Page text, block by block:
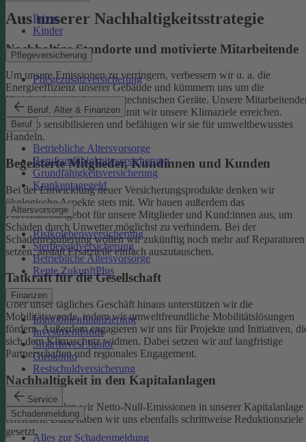
Privat
Kinder
Pflegeversicherung
Pflegezusatzversicherung
Beruf, Alter & Finanzen
Beruf
Betriebliche Altersvorsorge
Berufsunfähigkeitsversicherung
Grundfähigkeitsversicherung
Krankentagegeld
Altersvorsorge
Risikolebensversicherung
Sterbegeldversicherung
Betriebliche Altersvorsorge
Rente ZukunftPlus
Finanzen
Immobilienfinanzierung
Investmentfonds
SmartInvest Junior
Girokonto
Restschuldversicherung
Service
Schadenmeldung
Alles zur Schadenmeldung
Aus unserer Nachhaltigkeitsstrategie
Nachhaltige Standorte und motivierte Mitarbeitende
Um unsere Emissionen zu verringern, verbessern wir u. a. die
Energieeffizienz unserer Gebäude und kümmern uns um die
Kreislaufwirtschaft unserer technischen Geräte. Unsere
sind ein wichtiger Hebel, damit wir unsere Klimaziele erreichen.
Deshalb sensibilisieren und befähigen wir sie für umweltbewusstes
Handeln.
Begeisterte Mitglieder, Kundinnen und Kunden
Bei der Entwicklung neuer Versicherungsprodukte denken wir
ökologische Aspekte stets mit. Wir bauen außerdem das
Präventionsangebot für unsere Mitglieder und Kund:innen aus, um
Schäden durch Unwetter möglichst zu verhindern. Bei der
Schadenregulierung wollen wir zukünftig noch mehr auf Reparaturen
setzen, anstatt Ersatzteile einfach auszutauschen.
Tatkraft für die Gesellschaft
Über unser tägliches Geschäft hinaus unterstützen wir die
Mobilitätswende, indem wir umweltfreundliche Mobilitätslösungen
fördern. Außerdem engagieren wir uns für Projekte und Initiativen,
sich dem Klimaschutz widmen. Dabei setzen wir auf langfristige
Partnerschaften und regionales Engagement.
Nachhaltigkeit in den Kapitalanlagen
Bis 2050 wollen wir Netto-Null-Emissionen in unserer Kapitalanlage
erreichen. Dazu haben wir uns ebenfalls schrittweise Reduktionsziele
gesetzt.